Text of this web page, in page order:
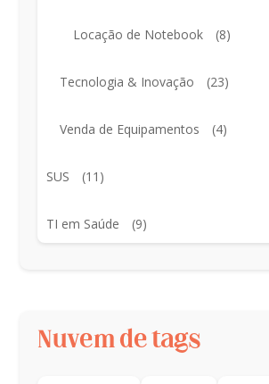
Locação de Notebook (8)
Tecnologia & Inovação (23)
Venda de Equipamentos (4)
SUS (11)
TI em Saúde (9)
Nuvem de tags